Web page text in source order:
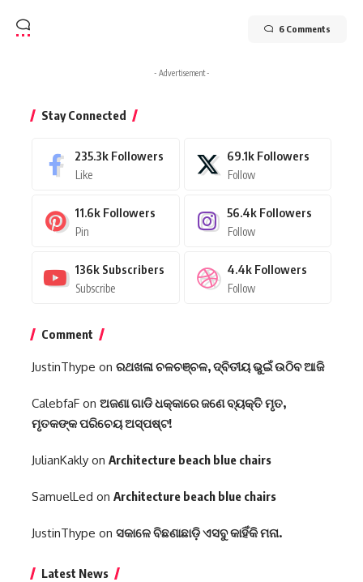
6 Comments
- Advertisement -
Stay Connected
235.3k Followers
Like
69.1k Followers
Follow
11.6k Followers
Pin
56.4k Followers
Follow
136k Subscribers
Subscribe
4.4k Followers
Follow
Comment
JustinThype on ରଥଖଳା ଚଳଚ‌ଞ୍ଚଳ, ଦ୍ବିତୀୟ ଭୁଇଁ ଉଠିବ ଆଜି
CalebfaF on ଅଜଣା ଗାଡି ଧକ୍କାରେ ଜଣେ ବ୍ୟକ୍ତି ମୃତ,
ମୃତକଙ୍କ ପରିଚେୟ ଅସ୍ପଷ୍ଟ!
JulianKakly on Architecture beach blue chairs
SamuelLed on Architecture beach blue chairs
JustinThype on ସକାଳେ ବିଛଣାଛାଡ଼ି ଏସବୁ କାହିଁକି ମନା.
Latest News